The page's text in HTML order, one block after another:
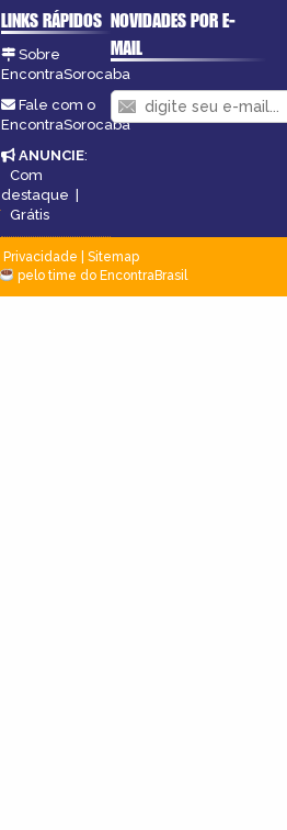
LINKS RÁPIDOS
Sobre
EncontraSorocaba
Fale com o
EncontraSorocaba
ANUNCIE:
Com
destaque |
Grátis
NOVIDADES POR E-
MAIL
Privacidade
Sitemap
pelo time do EncontraBrasil